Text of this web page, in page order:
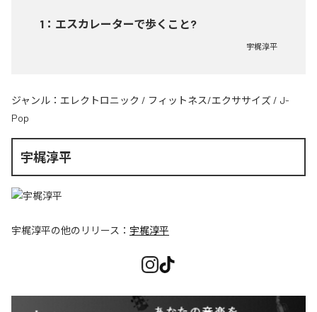
1 ： エスカレーターで歩くこと?
宇梶淳平
ジャンル： エレクトロニック / フィットネス/エクササイズ / J-
Pop
宇梶淳平
宇梶淳平の他のリリース： 宇梶淳平